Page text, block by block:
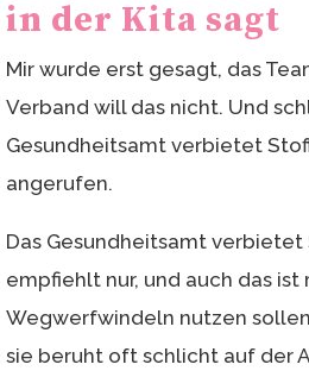
in der Kita sagt
Mir wurde erst gesagt, das
Verband will das nicht. Und
Gesundheitsamt verbietet
angerufen.
Das Gesundheitsamt verbietet
empfiehlt nur, und auch das
Wegwerfwindeln nutzen
sie beruht oft schlicht auf der